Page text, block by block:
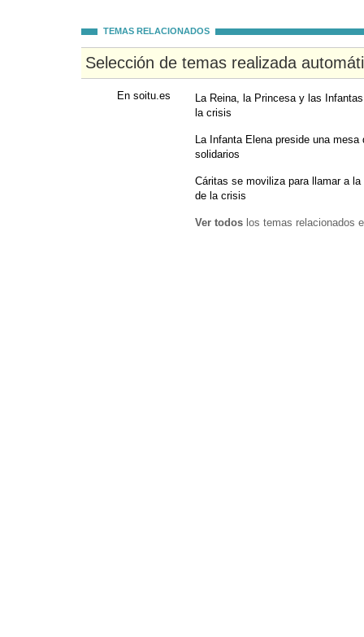
TEMAS RELACIONADOS
Selección de temas realizada
En soitu.es
La Reina, la Princesa y las
la crisis
La Infanta Elena preside una
solidarios
Cáritas se moviliza para llamar a
de la crisis
Ver todos los temas relacionados